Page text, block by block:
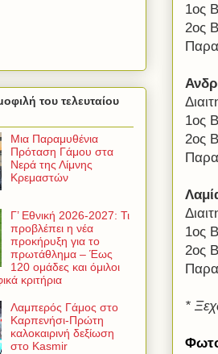
1ος
2ος
1ος
2ος
1ος
2ος
*
του τελευταίου
Μια Παραμυθένια
Πρόταση Γάμου στα
Νερά της Λίμνης
Κρεμαστών
Γ’ Εθνική 2026-2027: Τι
προβλέπει η νέα
προκήρυξη για το
πρωτάθλημα – Έως
120 ομάδες και όμιλοι
κριτήρια
Λαμπερός Γάμος στο
Καρπενήσι-Πρώτη
καλοκαιρινή δεξίωση
στο Kasmir